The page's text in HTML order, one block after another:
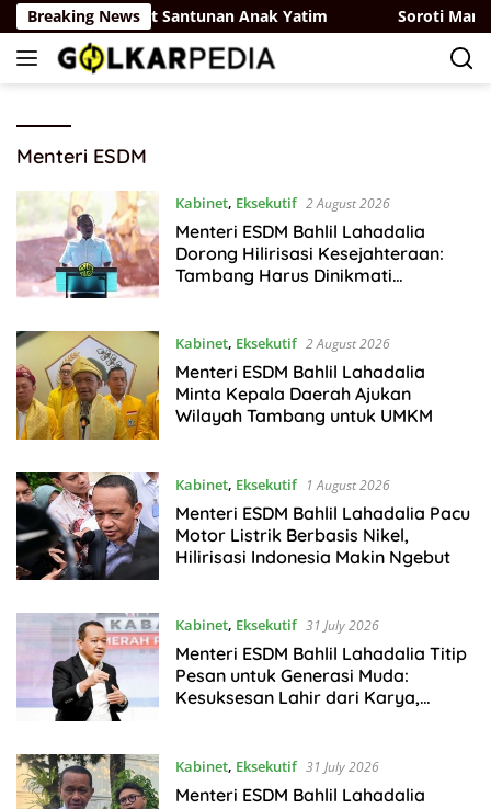
Skip
to
content
Breaking NewsLewat Santunan Anak Yatim Soroti
Menteri ESDM
Kabinet, Eksekutif 2 August 2026
Menteri ESDM Bahlil Lahadalia
Dorong Hilirisasi Kesejahteraan:
Tambang Harus Dinikmati
Kabinet, Eksekutif 2 August 2026
Menteri ESDM Bahlil Lahadalia
Minta Kepala Daerah Ajukan
Wilayah Tambang untuk UMKM
Kabinet, Eksekutif 1 August 2026
Menteri ESDM Bahlil Lahadalia Pacu
Motor Listrik Berbasis Nikel,
Hilirisasi Indonesia Makin Ngebut
Kabinet, Eksekutif 31 July 2026
Menteri ESDM Bahlil Lahadalia Titip
Pesan untuk Generasi Muda:
Kesuksesan Lahir dari Karya,
Kabinet, Eksekutif 31 July 2026
Menteri ESDM Bahlil Lahadalia